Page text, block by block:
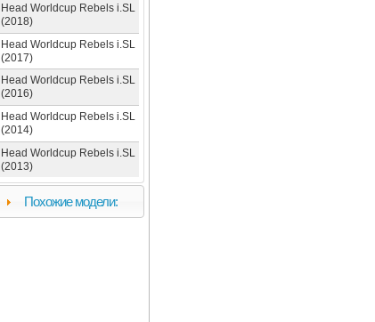
Head Worldcup Rebels i.SL
(2018)
Head Worldcup Rebels i.SL
(2017)
Head Worldcup Rebels i.SL
(2016)
Head Worldcup Rebels i.SL
(2014)
Head Worldcup Rebels i.SL
(2013)
Похожие модели: